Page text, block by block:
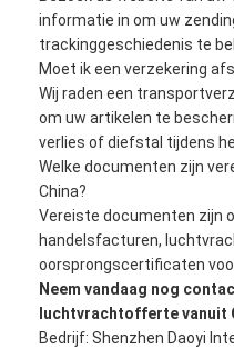
Fabrieksreis
Kwaliteitscontrole
Contacteer ons
Praatje Nu
Internationale
Voorwaartse
informatie in om uw
trackinggeschiedenis te
Moet ik een verzekering
Wij raden een
om uw artikelen te
verlies of diefstal tijdens
Welke documenten zijn
China?
Vereiste documenten zijn
handelsfacturen,
oorsprongscertificaten
Neem vandaag nog
luchtvrachtofferte vanuit
Bedrijf: Shenzhen Daoyi